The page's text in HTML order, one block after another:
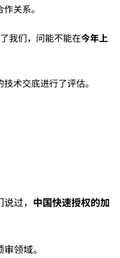
关系。
我们，问能不能在今年上
术交底进行了评估。
过， 中国快速授权的加
领域。